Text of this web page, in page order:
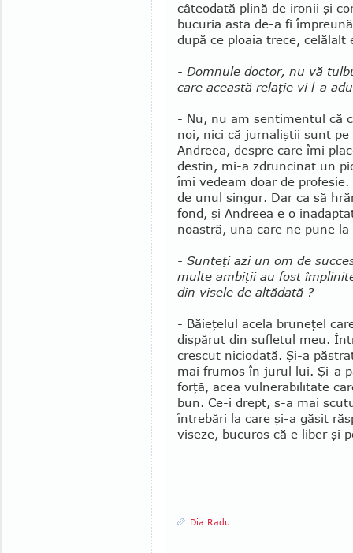
câteodată plină de ironii şi
bucuria asta de-a fi
după ce ploaia trece,
- Domnule doctor, nu vă
care această relaţie vi l-a
- Nu, nu am senti­mentul că
noi, nici că jurnaliştii sunt
Andreea, despre care îmi
destin, mi-a zdruncinat un
îmi vedeam doar de
de unul singur. Dar ca să
fond, şi Andreea e o
noastră, una care ne pune la
- Sunteţi azi un om de
multe ambiţii au fost
din visele de altădată ?
- Băieţelul acela bruneţel
dispărut din sufletul meu.
crescut niciodată. Şi-a
mai frumos în jurul lui. Şi-a
forţă, acea vulnerabilitate
bun. Ce-i drept, s-a mai
întrebări la care şi-a găsit
viseze, bucuros că e liber şi
Dia Radu